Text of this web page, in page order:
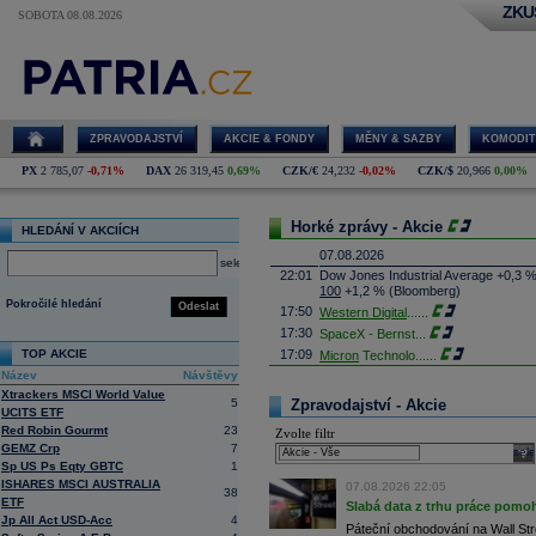
SOBOTA 08.08.2026
ZPRAVODAJSTVÍ AKCIE & FONDY MĚNY & SAZBY
PX 2 785,07 -0,71% DAX 26 319,45 0,69% CZK/€ 24,232 -0,02% CZK/$ 20,966 0,00%
HLEDÁNÍ V AKCIÍCH
select
Odeslat
Pokročilé hledání
TOP AKCIE
Název
Návštěvy
Xtrackers MSCI World Value
UCITS ETF
5
Red Robin Gourmt
23
GEMZ Crp
7
Sp US Ps Eqty GBTC
1
ISHARES MSCI AUSTRALIA
ETF
38
Jp All Act USD-Acc
4
Horké zprávy - Akcie
07.08.2026
22:01
Dow Jones Industrial Average +0,3
100 +1,2 % (Bloomberg)
17:50 Western Digital
17:30 SpaceX - Bernst
17:09 Micron Technolo
16:26
Objem obchodů s akciemi na
obchodů za poslední rok je 0,665
16:23 Zvýšení výroby balistických střel
nějakou dobu potrvá. Agentuře
Armin Papperger. Společná výroba
doplnit arzenál Spojeným státům,
(ČTK)
16:07 Conocophillips
Zpravodajství - Akcie
Zvolte filtr
07.08.2026 22:05
Slabá data z trhu práce
Páteční obchodování na Wall